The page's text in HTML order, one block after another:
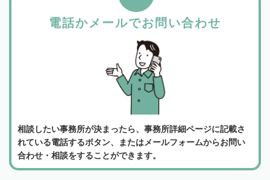
電話かメールでお問い合わせ
相談したい事務所が決まったら、事務所詳細ページに記載さ
れている電話するボタン、またはメールフォームからお問い
合わせ・相談をすることができます。